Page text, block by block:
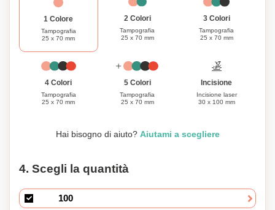
1 Colore
Tampografia
25 x 70 mm
2 Colori
Tampografia
25 x 70 mm
3 Colori
Tampografia
25 x 70 mm
4 Colori
Tampografia
25 x 70 mm
5 Colori
Tampografia
25 x 70 mm
Incisione
Incisione laser
30 x 100 mm
Hai bisogno di aiuto? Aiutami a scegliere
4. Scegli la quantità